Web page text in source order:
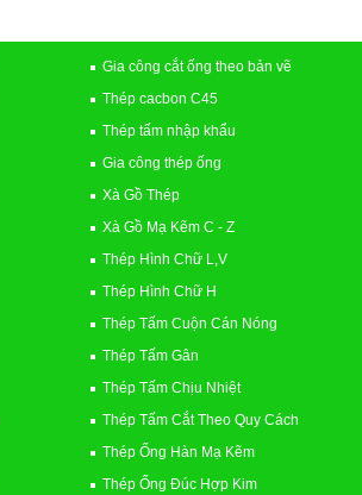
Gia công cắt ống theo bản vẽ
Thép cacbon C45
Thép tấm nhập khẩu
Gia công thép ống
Xà Gồ Thép
Xà Gồ Mạ Kẽm C - Z
Thép Hình Chữ L,V
Thép Hình Chữ H
Thép Tấm Cuộn Cán Nóng
Thép Tấm Gân
Thép Tấm Chịu Nhiệt
Thép Tấm Cắt Theo Quy Cách
Thép Ống Hàn Mạ Kẽm
Thép Ống Đúc Hợp Kim